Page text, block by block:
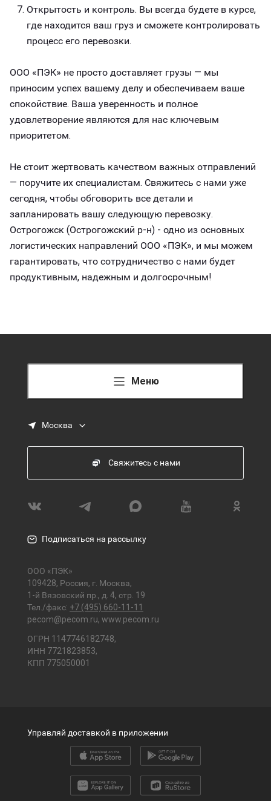
Открытость и контроль. Вы всегда будете в курсе,
где находится ваш груз и сможете контролировать
процесс его перевозки.
ООО «ПЭК» не просто доставляет грузы — мы
приносим успех вашему делу и обеспечиваем ваше
спокойствие. Ваша уверенность и полное
удовлетворение являются для нас ключевым
приоритетом.
Не стоит жертвовать качеством важных отправлений
— поручите их специалистам. Свяжитесь с нами уже
сегодня, чтобы обговорить все детали и
запланировать вашу следующую перевозку.
Острогожск (Острогожский р-н) - одно из основных
логистических направлений ООО «ПЭК», и мы можем
гарантировать, что сотрудничество с нами будет
продуктивным, надежным и долгосрочным!
Меню
Москва
Свяжитесь с нами
Подписаться на рассылку
ООО «ПЭК»
109428, Россия, г. Москва,
1-й Вязовский пр., д. 4, стр. 19
Тел./факс: +7 (495) 660-11-11
pecom@pecom.ru, www.pecom.ru
ОГРН 1147746182748,
ИНН 7721823853,
КПП 775050001
Управляй доставкой в приложении